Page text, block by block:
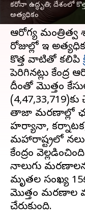
కరోనా ఉద్ధృతి; దేశంలో
అత్యధికం
దేశంలో గత 24
నమోదు కాగా, 15
ఆరోగ్య మంత్రిత్వ
రోజుల్లో ఇదే
కొత్త వాటితో కలిపి
పెరిగినట్లు కేంద్ర
దీంతో మొత్తం
తాజా మరణాల్లో
హర్యానా,
మహారాష్ట్రలో
కేంద్రం
నాలుగు
మృతల సంఖ్య
మొత్తం మరణాల